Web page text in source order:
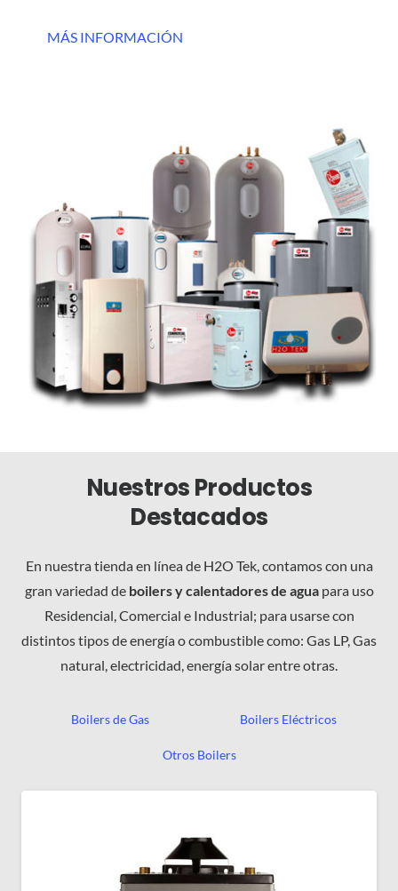
MÁS INFORMACIÓN
Nuestros Productos
Destacados
En nuestra tienda en línea de H2O Tek, contamos con una
gran variedad de boilers y calentadores de aguapara uso
Residencial, Comercial e Industrial; para usarse con
distintos tipos de energía o combustible como: Gas LP, Gas
natural, electricidad, energía solar entre otras.
Boilers de Gas Boilers Eléctricos
Otros Boilers